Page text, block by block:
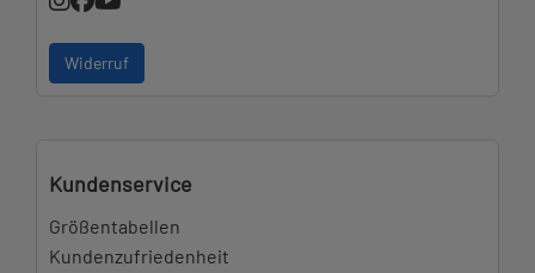
Widerruf
Kundenservice
Größentabellen
Kundenzufriedenheit